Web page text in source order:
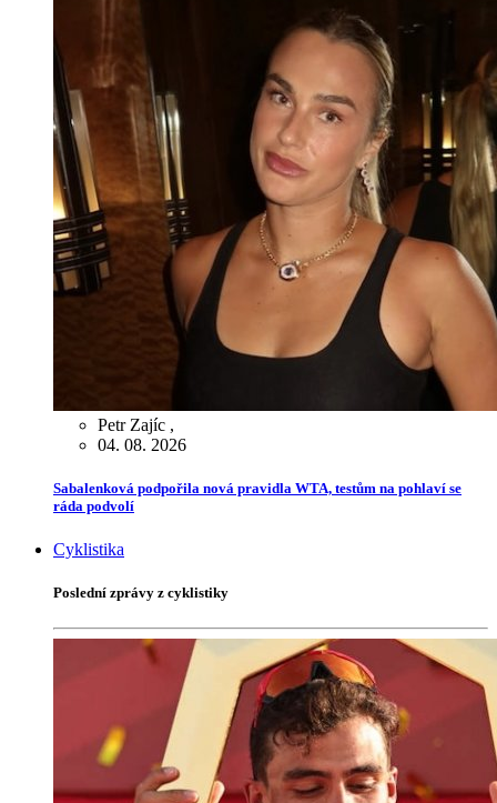
Petr Zajíc ,
04. 08. 2026
Sabalenková podpořila nová pravidla WTA, testům na pohlaví se
ráda podvolí
Cyklistika
Poslední zprávy z cyklistiky